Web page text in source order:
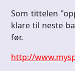
Som tittelen
klare til neste
før.
http://